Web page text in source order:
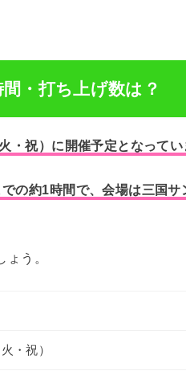
・打ち上げ数は？
祝）に開催予定となってい
の約1時間で、会場は三国サ
う。
・祝）